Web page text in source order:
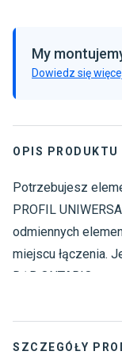
My
Dowiedz się
OPIS PRODUKTU
Potrzebujesz
PROFIL
odmiennych
miejscu łączenia.
DĄB ONTARIO
nieestetycznie.
i stworzy
SZCZEGÓŁY